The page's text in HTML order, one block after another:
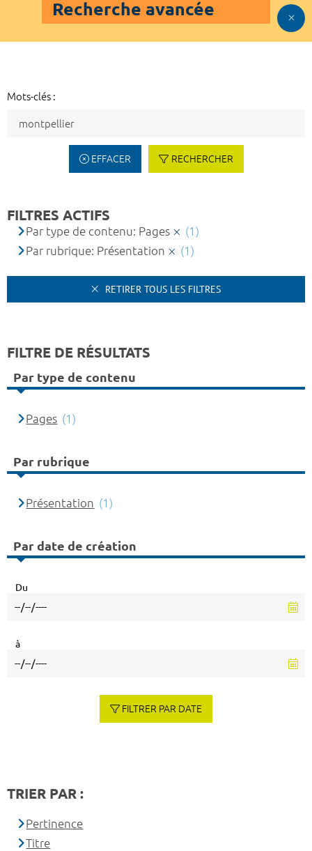
Recherche avancée
Mots-clés :
EFFACER RECHERCHER
FILTRES ACTIFS
Par type de contenu: Pages
(1)
Par rubrique: Présentation
(1)
RETIRER TOUS LES FILTRES
FILTRE DE RÉSULTATS
Par type de contenu
Pages (1)
Par rubrique
Présentation (1)
Par date de création
Du
à
FILTRER PAR DATE
TRIER PAR :
Pertinence
Titre